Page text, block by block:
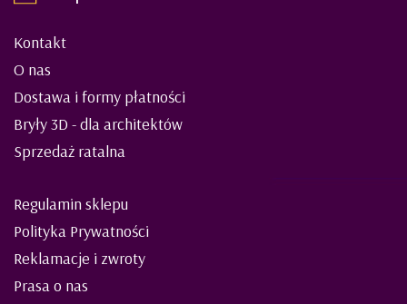
Kontakt
O nas
Dostawa i formy płatności
Bryły 3D - dla architektów
Sprzedaż ratalna
Regulamin sklepu
Polityka Prywatności
Reklamacje i zwroty
Prasa o nas